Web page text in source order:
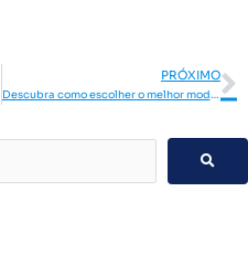
PRÓXIMO
Descubra como escolher o melhor modelo de box para o seu banheiro!